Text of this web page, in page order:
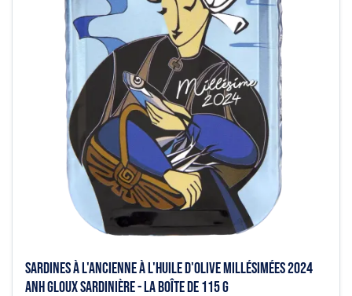
Sardines à l'ancienne à l'huile d'olive millésimées 2024
Anh Gloux sardinière - la boîte de 115 g